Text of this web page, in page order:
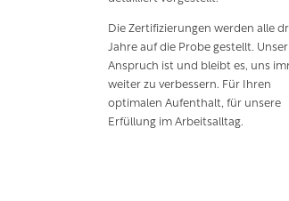
Die Zertifizierungen werden alle
Jahre auf die Probe gestellt. Unser
Anspruch ist und bleibt es, uns
weiter zu verbessern. Für Ihren
optimalen Aufenthalt, für unsere
Erfüllung im Arbeitsalltag.